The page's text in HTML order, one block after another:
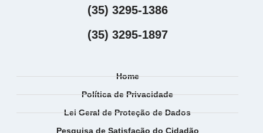
(35) 3295-1386
(35) 3295-1897
Home
Política de Privacidade
Lei Geral de Proteção de Dados
Pesquisa de Satisfação do Cidadão